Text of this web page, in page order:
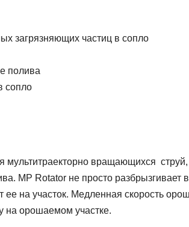
загрязняющих частиц в сопло
полива
сопло
мультитраекторно вращающихся струй,
MP Rotator не просто разбрызгивает
ее на участок. Медленная скорость
на орошаемом участке.